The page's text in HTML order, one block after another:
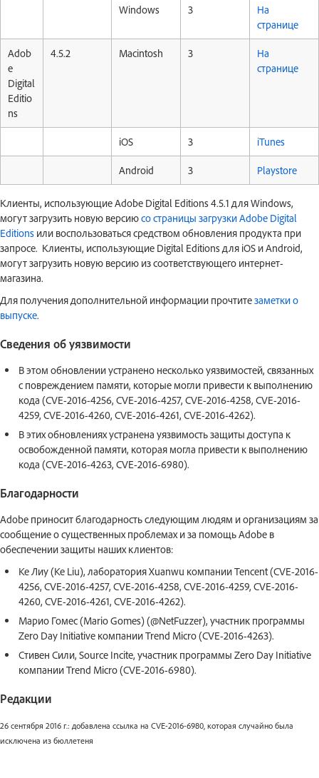
Windows 3
На
странице
Adob
e
Digital
Editio
ns
4.5.2 Macintosh 3
На
странице
iOS 3 iTunes
Android 3 Playstore
Клиенты, использующие Adobe Digital Editions 4.5.1 для Windows,
могут загрузить новую версиюсо страницы загрузки Adobe Digital
Editions или воспользоваться средством обновления продукта при
запросе. Клиенты, использующие Digital Editions для iOS и Android,
могут загрузить новую версию из соответствующего интернет-
магазина.
Для получения дополнительной информации прочтитезаметки о
выпуске.
Сведения об уязвимости
В этом обновлении устранено несколько уязвимостей, связанных
с повреждением памяти, которые могли привести к выполнению
кода (CVE-2016-4256, CVE-2016-4257, CVE-2016-4258, CVE-2016-
4259, CVE-2016-4260, CVE-2016-4261, CVE-2016-4262).
В этих обновлениях устранена уязвимость защиты доступа к
освобожденной памяти, которая могла привести к выполнению
кода (CVE-2016-4263, CVE-2016-6980).
Благодарности
Adobe приносит благодарность следующим людям и организациям за
сообщение о существенных проблемах и за помощь Adobe в
обеспечении защиты наших клиентов:
Ke Лиу (Ke Liu), лаборатория Xuanwu компании Tencent (CVE-2016-
4256, CVE-2016-4257, CVE-2016-4258, CVE-2016-4259, CVE-2016-
4260, CVE-2016-4261, CVE-2016-4262).
Марио Гомес (Mario Gomes) (@NetFuzzer), участник программы
Zero Day Initiative компании Trend Micro (CVE-2016-4263).
Стивен Сили, Source Incite, участник программы Zero Day Initiative
компании Trend Micro (CVE-2016-6980).
Редакции
26 сентября 2016 г.: добавлена ссылка на CVE-2016-6980, которая случайно была
исключена из бюллетеня